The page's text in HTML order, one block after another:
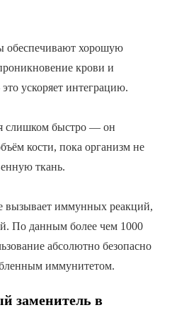
обеспечивают хорошую
крови и
ускоряет интеграцию.
слишком быстро — он
кости, пока организм не
ткань.
вызывает иммунных реакций,
По данным более чем 1000
абсолютно безопасно
иммунитетом.
заменитель в